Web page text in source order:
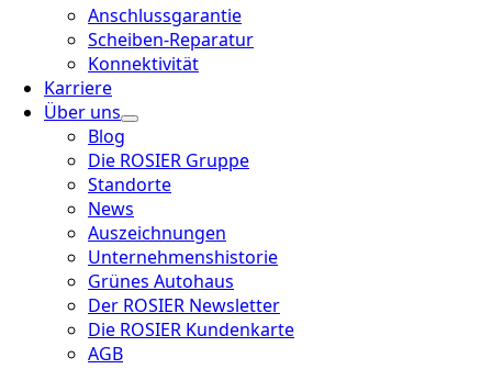
Anschlussgarantie
Scheiben-Reparatur
Konnektivität
Karriere
Über uns
Blog
Die ROSIER Gruppe
Standorte
News
Auszeichnungen
Unternehmenshistorie
Grünes Autohaus
Der ROSIER Newsletter
Die ROSIER Kundenkarte
AGB